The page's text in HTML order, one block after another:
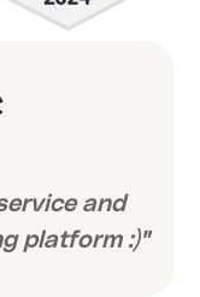
and
platform :)"